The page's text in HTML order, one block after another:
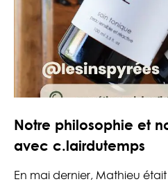
Notre philosophie et
avec c.lairdutemps
En mai dernier, Mathieu